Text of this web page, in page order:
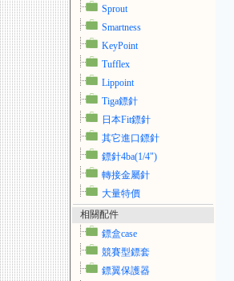
Sprout
Smartness
KeyPoint
Tufflex
Lippoint
Tiga鏢針
日本Fit鏢針
其它進口鏢針
鏢針4ba(1/4")
轉接金屬針
大量特價
相關配件
鏢盒case
競賽型鏢套
鏢翼保護器